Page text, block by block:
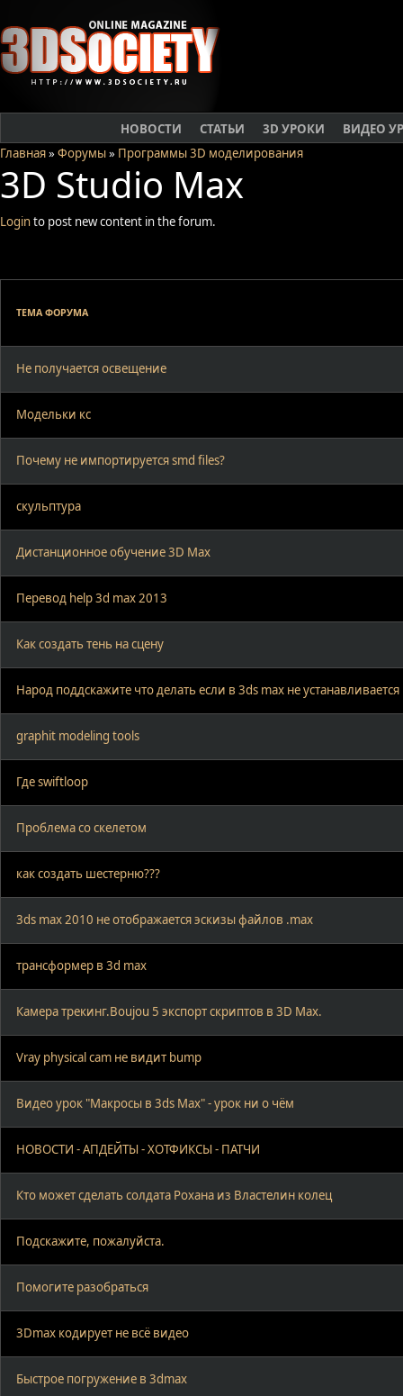
НОВОСТИ СТАТЬИ 3D УРОКИ
ВИДЕО
Главная» Форумы» Программы 3D моделирования
3D Studio Max
Loginto post new content in the forum.
ТЕМА ФОРУМА
Не получается освещение
Модельки кс
Почему не импортируется smd files?
скульптура
Дистанционное обучение 3D Max
Перевод help 3d max 2013
Как создать тень на сцену
Народ поддскажите что делать если в 3ds max не устанавливается
graphit modeling tools
Где swiftloop
Проблема со скелетом
как создать шестерню???
3ds max 2010 не отображается эскизы файлов .max
трансформер в 3d max
Камера трекинг.Boujou 5 экспорт скриптов в 3D Max.
Vray physical cam не видит bump
Видео урок "Макросы в 3ds Max" - урок ни о чём
НОВОСТИ - АПДЕЙТЫ - ХОТФИКСЫ - ПАТЧИ
Кто может сделать солдата Рохана из Властелин колец
Подскажите, пожалуйста.
Помогите разобраться
3Dmax кодирует не всё видео
Быстрое погружение в 3dmax